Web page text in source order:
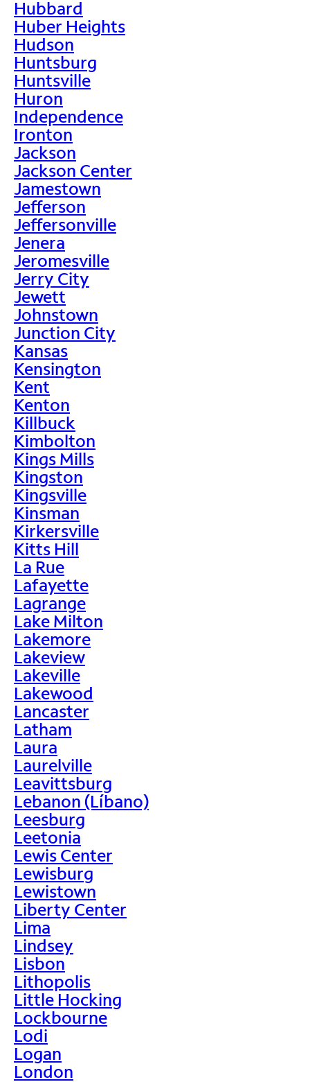
Hubbard
Huber Heights
Hudson
Huntsburg
Huntsville
Huron
Independence
Ironton
Jackson
Jackson Center
Jamestown
Jefferson
Jeffersonville
Jenera
Jeromesville
Jerry City
Jewett
Johnstown
Junction City
Kansas
Kensington
Kent
Kenton
Killbuck
Kimbolton
Kings Mills
Kingston
Kingsville
Kinsman
Kirkersville
Kitts Hill
La Rue
Lafayette
Lagrange
Lake Milton
Lakemore
Lakeview
Lakeville
Lakewood
Lancaster
Latham
Laura
Laurelville
Leavittsburg
Lebanon (Líbano)
Leesburg
Leetonia
Lewis Center
Lewisburg
Lewistown
Liberty Center
Lima
Lindsey
Lisbon
Lithopolis
Little Hocking
Lockbourne
Lodi
Logan
London